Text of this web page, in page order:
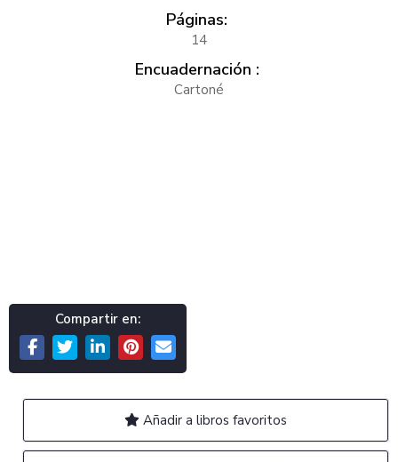
Páginas:
14
Encuadernación :
Cartoné
Compartir en:
Añadir a libros favoritos